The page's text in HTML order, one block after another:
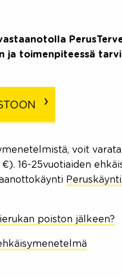
ja toimenpiteessä
voit
16-25vuotiaiden
poiston jälkeen?